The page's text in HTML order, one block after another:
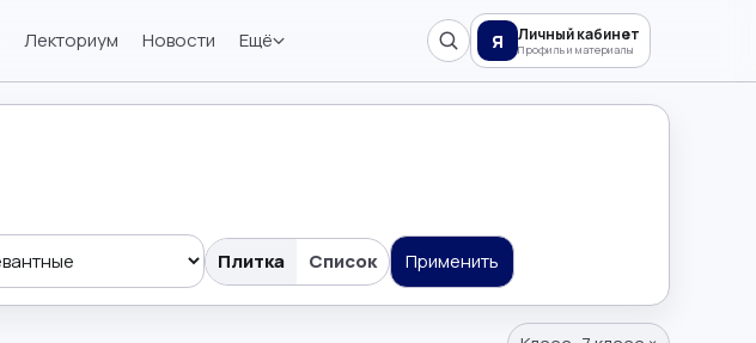
Лекториум Новости Ещё Я Личный кабинет
Профиль и материалы
Плитка Список Применить